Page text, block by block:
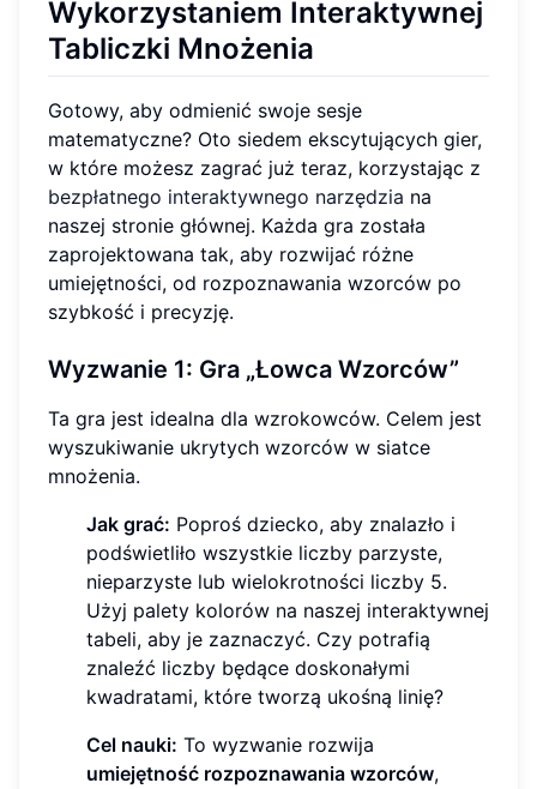
Wykorzystaniem Interaktywnej
Tabliczki Mnożenia
Gotowy, aby odmienić swoje sesje
matematyczne? Oto siedem ekscytujących gier,
w które możesz zagrać już teraz, korzystając z
bezpłatnego interaktywnego narzędzia na
naszej stronie głównej. Każda gra została
zaprojektowana tak, aby rozwijać różne
umiejętności, od rozpoznawania wzorców po
szybkość i precyzję.
Wyzwanie 1: Gra „Łowca Wzorców”
Ta gra jest idealna dla wzrokowców. Celem jest
wyszukiwanie ukrytych wzorców w siatce
mnożenia.
Jak grać: Poproś dziecko, aby znalazło i
podświetliło wszystkie liczby parzyste,
nieparzyste lub wielokrotności liczby 5.
Użyj palety kolorów na naszej interaktywnej
tabeli, aby je zaznaczyć. Czy potrafią
znaleźć liczby będące doskonałymi
kwadratami, które tworzą ukośną linię?
Cel nauki: To wyzwanie rozwija
umiejętność rozpoznawania wzorców,